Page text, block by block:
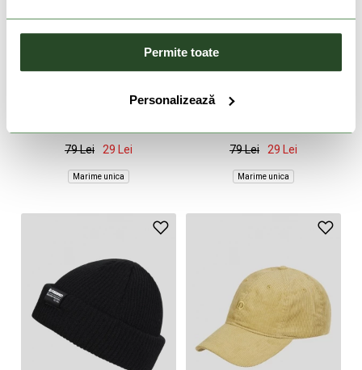
Permite toate
Personalizează
DOAR ONLINE
79 Lei
29 Lei
Marime unica
DOAR ONLINE
-63%
79 Lei
29 Lei
Marime unica